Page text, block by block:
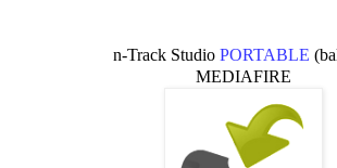
n-Track Studio PORTABLE
MEDIAFIRE